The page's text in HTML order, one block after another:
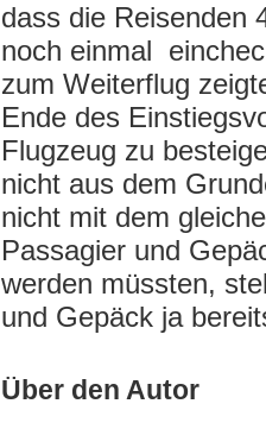
dass die Reisenden
noch einmal
zum Weiterflug
Ende des
Flugzeug zu
nicht aus dem
nicht mit dem
Passagier und
werden müssten,
und Gepäck ja
Über den Autor